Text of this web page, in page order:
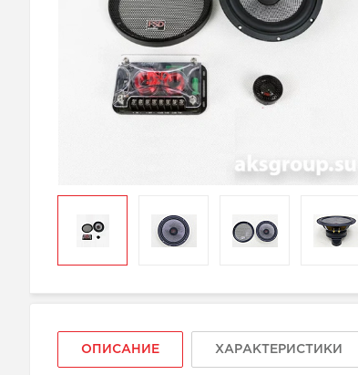
ОПИСАНИЕ ХАРАКТЕРИСТИКИ